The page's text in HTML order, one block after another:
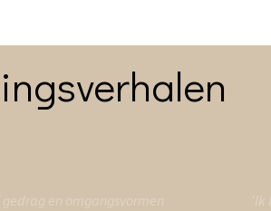
en omgangsvormen